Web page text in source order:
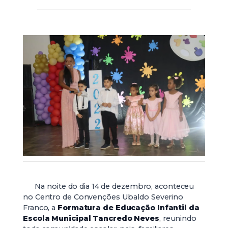
Na noite do dia 14 de dezembro, aconteceu
no Centro de Convenções Ubaldo Severino
Franco, a Formatura de Educação Infantil da
Escola Municipal Tancredo Neves, reunindo